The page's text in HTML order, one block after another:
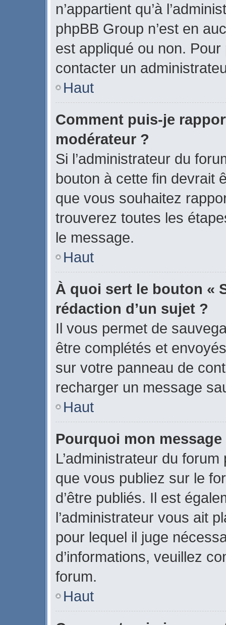
n’appartient qu’à
phpBB Group n’est en
est appliqué ou non. Pour
contacter un
Haut
Comment puis-je
modérateur ?
Si l’administrateur du
bouton à cette fin devrait
que vous souhaitez
trouverez toutes les
le message.
Haut
À quoi sert le bouton «
rédaction d’un sujet ?
Il vous permet de
être complétés et
sur votre panneau de
recharger un message
Haut
Pourquoi mon
L’administrateur du
que vous publiez sur le
d’être publiés. Il est
l’administrateur vous ait
pour lequel il juge
d’informations, veuillez
forum.
Haut